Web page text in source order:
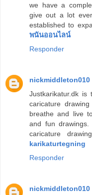
we have a
give out a lot
established to
พนันออนไลน์
Responder
nickmiddleton010
Justkarikatur.dk
caricature
breathe and live
and fun
caricature
karikaturtegning
Responder
nickmiddleton010